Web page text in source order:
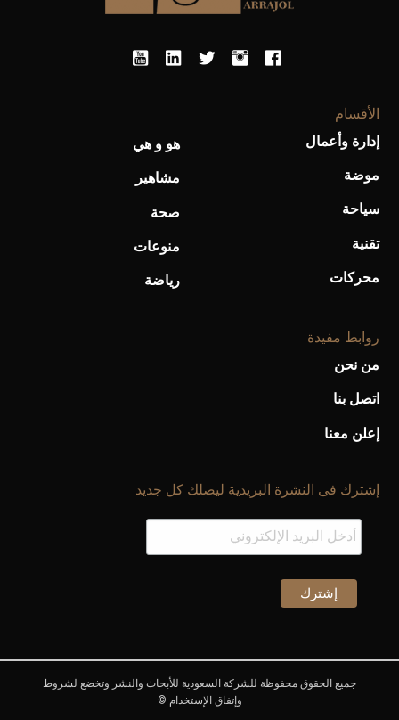
الأقسام
إدارة وأعمال
موضة
سياحة
تقنية
محركات
هو و هي
مشاهير
صحة
منوعات
رياضة
روابط مفيدة
من نحن
اتصل بنا
إعلن معنا
إشترك فى النشرة البريدية ليصلك كل جديد
جميع الحقوق محفوظة للشركة السعودية للأبحاث والنشر وتخضع لشروط
وإتفاق الإستخدام ©